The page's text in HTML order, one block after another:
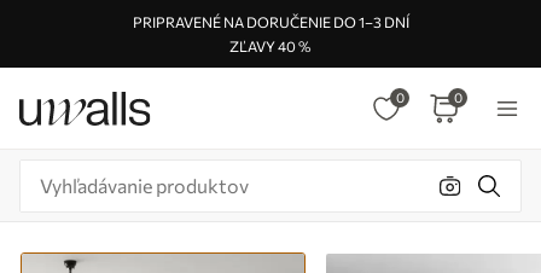
PRIPRAVENÉ NA DORUČENIE DO 1–3 DNÍ
ZĽAVY 40 %
0 0